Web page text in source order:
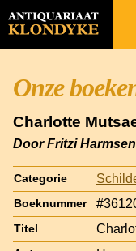
Onze
Charlotte
Door Fritzi
Categorie
Boeknummer
Titel